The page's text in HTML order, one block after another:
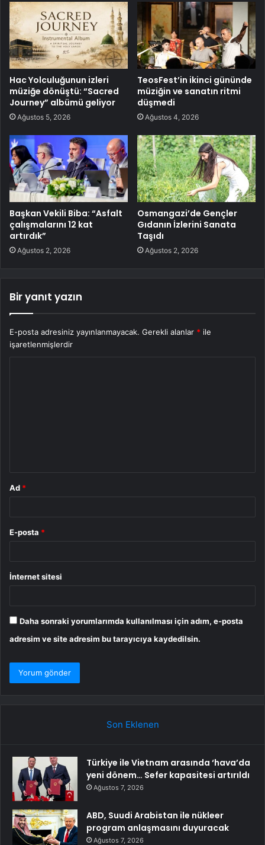
Hac Yolculuğunun izleri
müziğe dönüştü: “Sacred
Journey” albümü geliyor
Ağustos 5, 2026
TeosFest’in ikinci gününde
müziğin ve sanatın ritmi
düşmedi
Ağustos 4, 2026
Başkan Vekili Biba: “Asfalt
çalışmalarını 12 kat
artırdık”
Ağustos 2, 2026
Osmangazi’de Gençler
Gıdanın İzlerini Sanata
Taşıdı
Ağustos 2, 2026
Bir yanıt yazın
E-posta adresiniz yayınlanmayacak. Gerekli alanlar * ile
işaretlenmişlerdir
Ad *
E-posta *
İnternet sitesi
Daha sonraki yorumlarımda kullanılması için adım, e-posta
adresim ve site adresim bu tarayıcıya kaydedilsin.
Son Eklenen
Türkiye ile Vietnam arasında ‘hava’da
yeni dönem… Sefer kapasitesi artırıldı
Ağustos 7, 2026
ABD, Suudi Arabistan ile nükleer
program anlaşmasını duyuracak
Ağustos 7, 2026